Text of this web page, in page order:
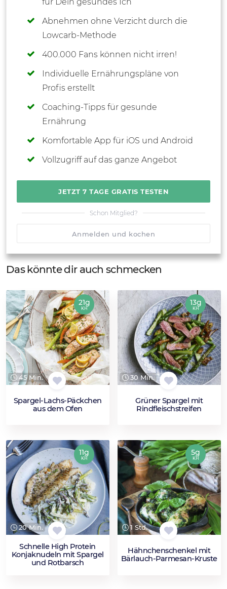
Abnehmen ohne Verzicht durch die
Lowcarb-Methode
400.000 Fans können nicht irren!
Individuelle Ernährungspläne von
Profis erstellt
Coaching-Tipps für gesunde
Ernährung
Komfortable App für iOS und Android
Vollzugriff auf das ganze Angebot
JETZT 7 TAGE GRATIS TESTEN
Schon Mitglied?
Anmelden und kochen
Das könnte dir auch schmecken
45 Min.
Spargel-Lachs-Päckchen
aus dem Ofen
21g
KH
30 Min.
Grüner Spargel mit
Rindfleischstreifen
13g
KH
20 Min.
Schnelle High Protein
Konjaknudeln mit Spargel
und Rotbarsch
11g
KH
1 Std.
Hähnchenschenkel mit
Bärlauch-Parmesan-Kruste
5g
KH